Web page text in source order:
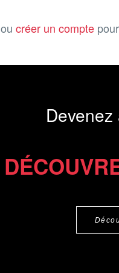
ou créer un compte